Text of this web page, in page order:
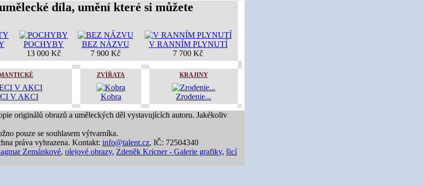
díla, umění které si můžete
POCHYBY
13 000 Kč
BEZ NÁZVU
7 900 Kč
V RANNÍM PLYNUTÍ
7 700 Kč
V AKCI
ZVÍŘATA
Kobra
KRAJINY
Zrodenie...
originálů obrazů a uměleckých děl vystavujících autoru. Jakékoliv
pouze se souhlasem výtvarníka.
práva vyhrazena. Kontakt: info@talent.cz, IČ: 72504340
Zemánkové, olejové obrazy, Zdeněk Kricner - Galerie grafiky, šicí